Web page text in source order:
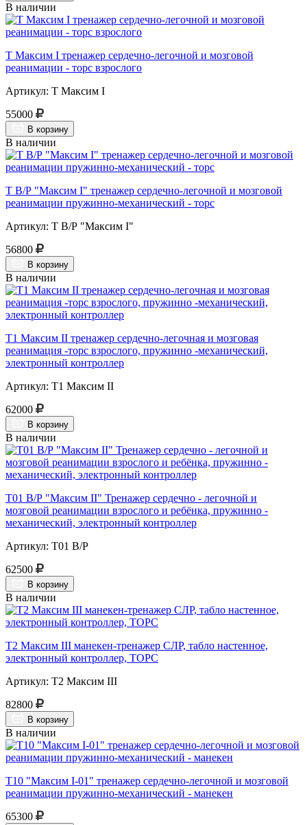
В наличии
Т Максим I тренажер сердечно-легочной и мозговой
реанимации - торс взрослого
Артикул: Т Максим I
55000
В корзину
В наличии
Т В/Р "Максим I" тренажер сердечно-легочной и мозговой
реанимации пружинно-механический - торс
Артикул: Т В/Р "Максим I"
56800
В корзину
В наличии
Т1 Максим II тренажер сердечно-легочная и мозговая
реанимация -торс взрослого, пружинно -механический,
электронный контроллер
Артикул: Т1 Максим II
62000
В корзину
В наличии
Т01 В/Р "Максим II" Тренажер сердечно - легочной и
мозговой реанимации взрослого и ребёнка, пружинно -
механический, электронный контроллер
Артикул: Т01 В/Р
62500
В корзину
В наличии
Т2 Максим III манекен-тренажер СЛР, табло настенное,
электронный контроллер, ТОРС
Артикул: Т2 Максим III
82800
В корзину
В наличии
Т10 "Максим I-01" тренажер сердечно-легочной и мозговой
реанимации пружинно-механический - манекен
65300